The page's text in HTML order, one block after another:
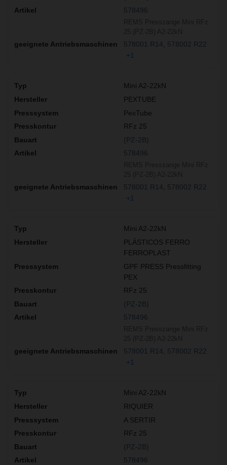
578496
578001 R14
578002 R22
+1
Mini A2-22kN
PEXTUBE
PexTube
RFz 25
(PZ-2B)
578496
578001 R14
578002 R22
+1
Mini A2-22kN
PLÁSTICOS FERRO
FERROPLAST
GPF PRESS Pressfitting
PEX
RFz 25
(PZ-2B)
578496
578001 R14
578002 R22
+1
Mini A2-22kN
RIQUIER
A SERTIR
RFz 25
(PZ-2B)
578496